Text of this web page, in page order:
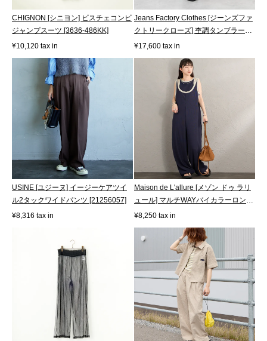
CHIGNON [シニヨン] ビスチェコンビ
ジャンプスーツ [3636-486KK]
¥10,120 tax in
Jeans Factory Clothes [ジーンズファ
クトリークローズ] 杢調タンブラー
ツ...
¥17,600 tax in
USINE [ユジーヌ] イージーケアツイ
ル2タックワイドパンツ [21256057]
¥8,316 tax in
Maison de L'allure [メゾン ドゥ ラリ
ュール] マルチWAYバイカラーロン
パ...
¥8,250 tax in